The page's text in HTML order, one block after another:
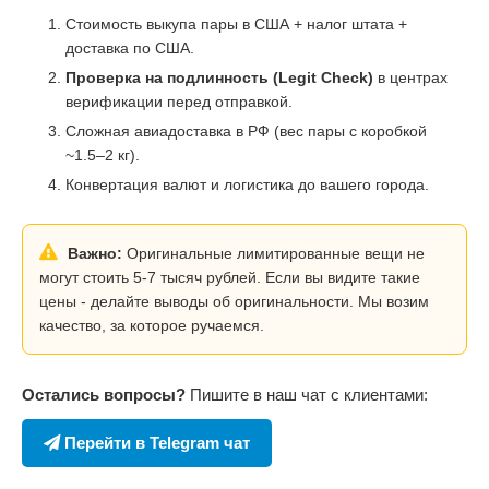
Стоимость выкупа пары в США + налог штата +
доставка по США.
Проверка на подлинность (Legit Check) в центрах
верификации перед отправкой.
Сложная авиадоставка в РФ (вес пары с коробкой
~1.5–2 кг).
Конвертация валют и логистика до вашего города.
Важно: Оригинальные лимитированные вещи не
могут стоить 5-7 тысяч рублей. Если вы видите такие
цены - делайте выводы об оригинальности. Мы возим
качество, за которое ручаемся.
Остались вопросы? Пишите в наш чат с клиентами:
Перейти в Telegram чат